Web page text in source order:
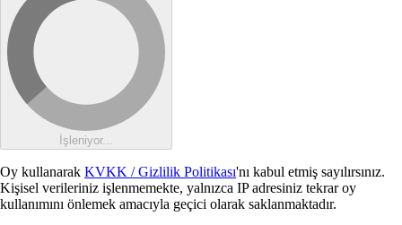
İşleniyor...
Oy kullanarak KVKK / Gizlilik Politikası'nı kabul etmiş sayılırsınız.
Kişisel verileriniz işlenmemekte, yalnızca IP adresiniz tekrar oy
kullanımını önlemek amacıyla geçici olarak saklanmaktadır.